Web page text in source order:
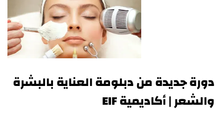
دورة جديدة من دبلومة العناية بالبشرة
والشعر | أكاديمية EIF